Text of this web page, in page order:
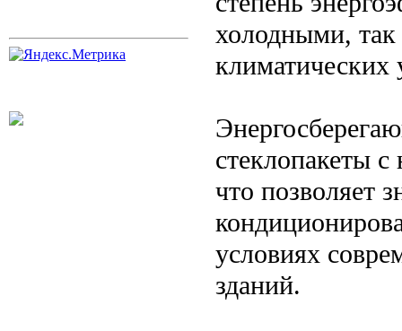
холодными,
климатических
стеклопакеты
что позволяет
условиях
зданий.